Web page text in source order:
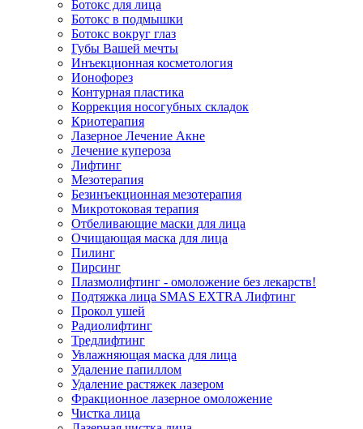
Ботокс для лица
Ботокс в подмышки
Ботокс вокруг глаз
Губы Вашей мечты
Инъекционная косметология
Ионофорез
Контурная пластика
Коррекция носогубных складок
Криотерапия
Лазерное Лечение Акне
Лечение купероза
Лифтинг
Мезотерапия
Безинъекционная мезотерапия
Микротоковая терапия
Отбеливающие маски для лица
Очищающая маска для лица
Пилинг
Пирсинг
Плазмолифтинг - омоложение без лекарств!
Подтяжка лица SMAS EXTRA Лифтинг
Прокол ушей
Радиолифтинг
Тредлифтинг
Увлажняющая маска для лица
Удаление папиллом
Удаление растяжек лазером
Фракционное лазерное омоложение
Чистка лица